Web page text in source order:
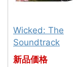
Wicked: The
Soundtrack
新品価格